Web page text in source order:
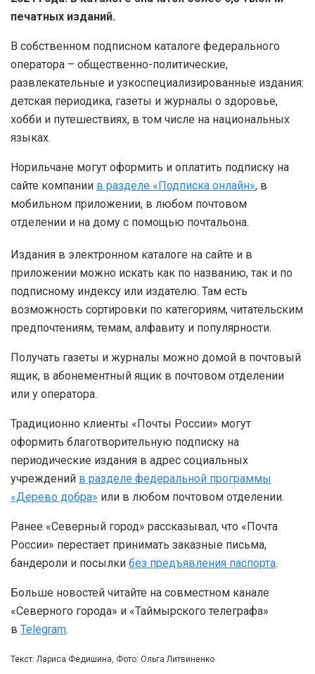
печатных изданий.
В собственном подписном каталоге федерального
оператора – общественно-политические,
развлекательные и узкоспециализированные издания:
детская периодика, газеты и журналы о здоровье,
хобби и путешествиях, в том числе на национальных
языках.
Норильчане могут оформить и оплатить подписку на
сайте компании в разделе «Подписка онлайн», в
мобильном приложении, в любом почтовом
отделении и на дому с помощью почтальона.
Издания в электронном каталоге на сайте и в
приложении можно искать как по названию, так и по
подписному индексу или издателю. Там есть
возможность сортировки по категориям, читательским
предпочтениям, темам, алфавиту и популярности.
Получать газеты и журналы можно домой в почтовый
ящик, в абонементный ящик в почтовом отделении
или у оператора.
Традиционно клиенты «Почты России» могут
оформить благотворительную подписку на
периодические издания в адрес социальных
учреждений в разделе федеральной программы
«Дерево добра» или в любом почтовом отделении.
Ранее «Северный город» рассказывал, что «Почта
России» перестает принимать заказные письма,
бандероли и посылки без предъявления паспорта.
Больше новостей читайте на совместном канале
«Северного города» и «Таймырского телеграфа»
в Telegram.
Текст: Лариса Федишина, Фото: Ольга Литвиненко